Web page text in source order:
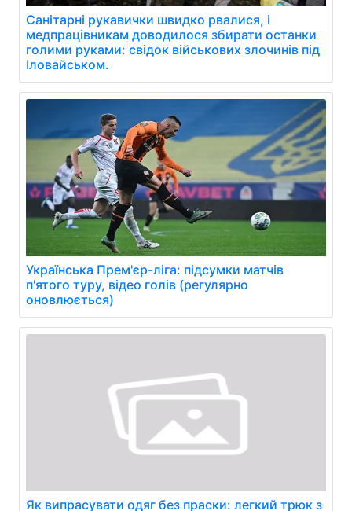
Санітарні рукавички швидко рвалися, і
медпрацівникам доводилося збирати останки
голими руками: свідок військових злочинів під
Іловайськом.
Українська Прем'єр-ліга: підсумки матчів
п'ятого туру, відео голів (регулярно
оновлюється)
Як випрасувати одяг без праски: легкий трюк з